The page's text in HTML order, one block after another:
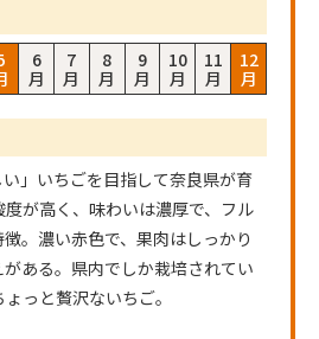
6
月
7
月
8
月
9
月
10
月
11
月
12
月
い」いちごを目指して奈良県が育
が高く、味わいは濃厚で、フル
。濃い赤色で、果肉はしっかり
ある。県内でしか栽培されてい
っと贅沢ないちご。